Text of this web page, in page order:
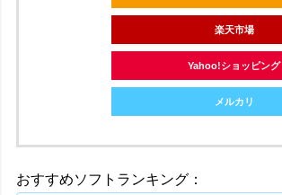
楽天市場
Yahoo!ショッピング
メルカリ
おすすめソフトランキング：